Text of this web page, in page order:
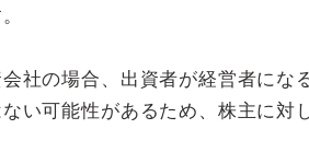
社の場合、出資者が経営者にな
い可能性があるため、株主に対